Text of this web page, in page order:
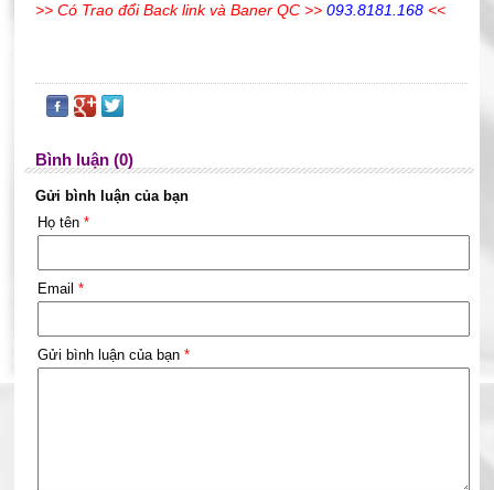
>> Có Trao đổi Back linkvà Baner QC >> 093.8181.168 <<
Bình luận (0)
Gửi bình luận của bạn
Họ tên *
Email *
Gửi bình luận của bạn *